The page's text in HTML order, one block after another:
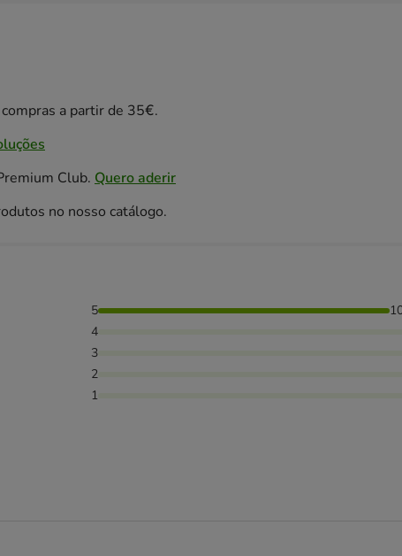
a partir de 35€.
Club. Quero aderir
no nosso catálogo.
5
4
3
2
1